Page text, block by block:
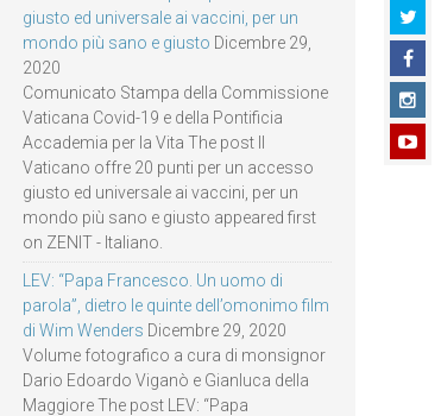
giusto ed universale ai vaccini, per un
mondo più sano e giusto Dicembre 29,
2020
Comunicato Stampa della Commissione
Vaticana Covid-19 e della Pontificia
Accademia per la Vita The post Il
Vaticano offre 20 punti per un accesso
giusto ed universale ai vaccini, per un
mondo più sano e giusto appeared first
on ZENIT - Italiano.
LEV: “Papa Francesco. Un uomo di
parola”, dietro le quinte dell’omonimo film
di Wim Wenders Dicembre 29, 2020
Volume fotografico a cura di monsignor
Dario Edoardo Viganò e Gianluca della
Maggiore The post LEV: “Papa